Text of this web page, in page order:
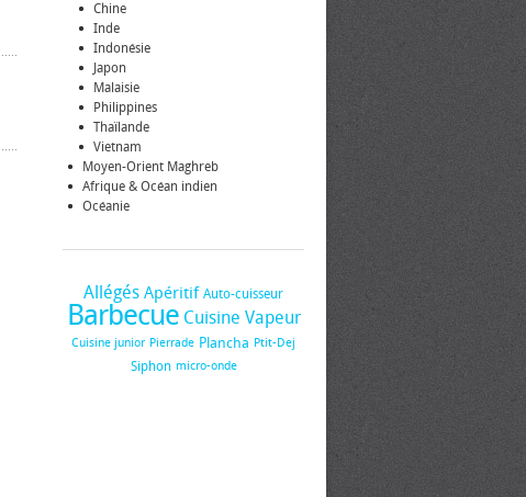
Chine
Inde
Indonésie
Japon
Malaisie
Philippines
Thaïlande
Vietnam
Moyen-Orient Maghreb
Afrique & Océan indien
Océanie
Allégés Apéritif Auto-cuisseur
Barbecue Cuisine Vapeur
Cuisine junior Pierrade Plancha Ptit-Dej
Siphon micro-onde